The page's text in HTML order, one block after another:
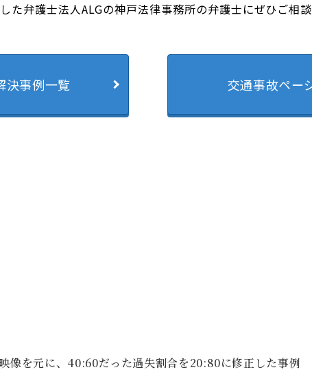
た弁護士法人ALGの神戸法律事務所の弁護士にぜひご相談
決事例一覧 交通事故ペー
像を元に、40:60だった過失割合を20:80に修正した事例